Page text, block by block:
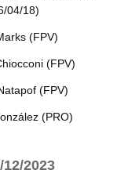
04/18)
(FPV)
(FPV)
(FPV)
(PRO)
12/2023